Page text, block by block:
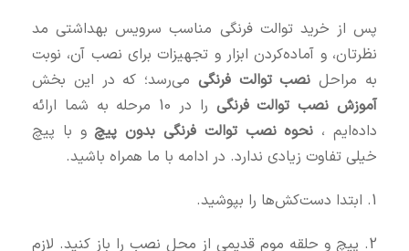
پس از خرید توالت فرنگی مناسب سرویس بهداشتی مد
نظرتان، و آماده‌کردن ابزار و تجهیزات برای نصب آن، نوبت
به مراحل نصب توالت فرنگی می‌رسد؛ که در این بخش
آموزش نصب توالت فرنگی
را در 10 مرحله به شما ارائه
داده‌ایم ، نحوه نصب توالت فرنگی بدون پیچو با پیچ
خیلی تفاوت زیادی ندارد. در ادامه با ما همراه باشید.
1. ابتدا دست‌کش‌ها را بپوشید.
2. پیچ و حلقه موم قدیمی از محل نصب را باز کنید. لازم